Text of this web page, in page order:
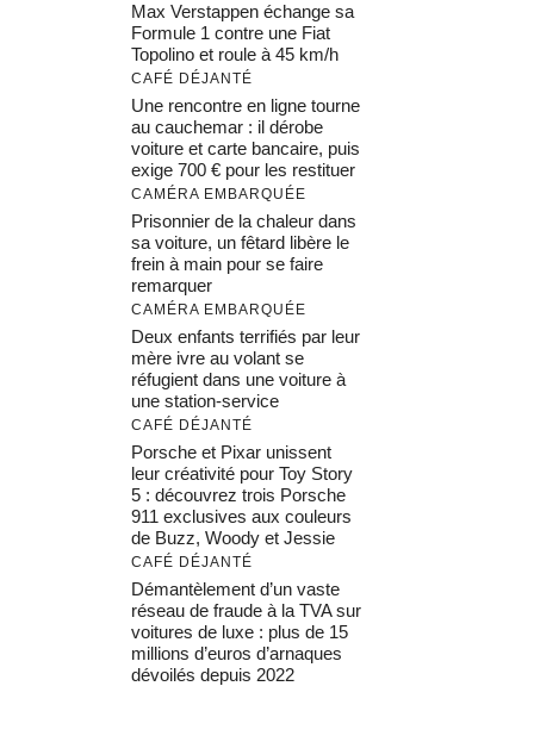
Max Verstappen échange sa
Formule 1 contre une Fiat
Topolino et roule à 45 km/h
CAFÉ DÉJANTÉ
Une rencontre en ligne tourne
au cauchemar : il dérobe
voiture et carte bancaire, puis
exige 700 € pour les restituer
CAMÉRA EMBARQUÉE
Prisonnier de la chaleur dans
sa voiture, un fêtard libère le
frein à main pour se faire
remarquer
CAMÉRA EMBARQUÉE
Deux enfants terrifiés par leur
mère ivre au volant se
réfugient dans une voiture à
une station-service
CAFÉ DÉJANTÉ
Porsche et Pixar unissent
leur créativité pour Toy Story
5 : découvrez trois Porsche
911 exclusives aux couleurs
de Buzz, Woody et Jessie
CAFÉ DÉJANTÉ
Démantèlement d’un vaste
réseau de fraude à la TVA sur
voitures de luxe : plus de 15
millions d’euros d’arnaques
dévoilés depuis 2022